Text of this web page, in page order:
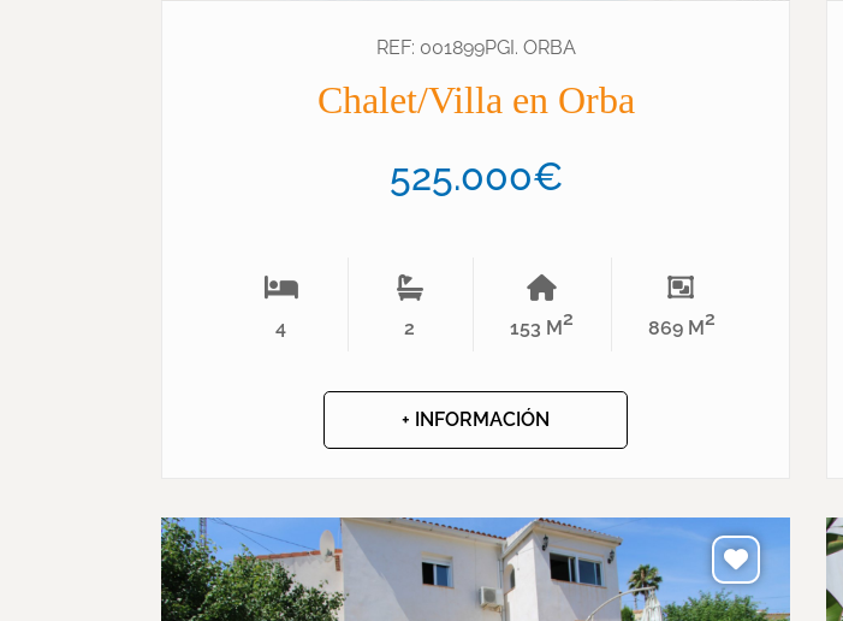
REF: 001899PGI. ORBA
Chalet/Villa en Orba
525.000€
4 2 153 M2 869 M2
+ INFORMACIÓN